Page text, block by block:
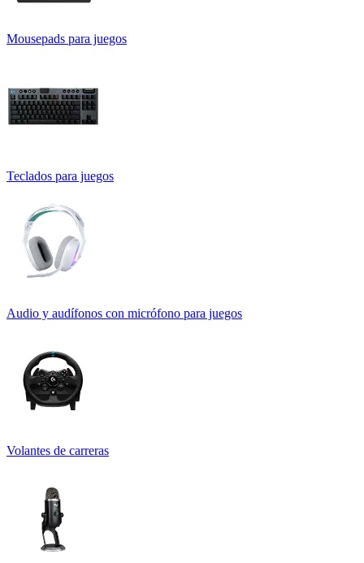
Mousepads para juegos
Teclados para juegos
Audio y audífonos con micrófono para juegos
Volantes de carreras